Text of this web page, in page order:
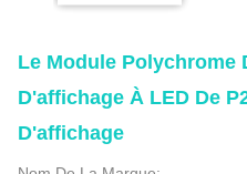
Le Module Polychrome
D'affichage À LED De
D'affichage